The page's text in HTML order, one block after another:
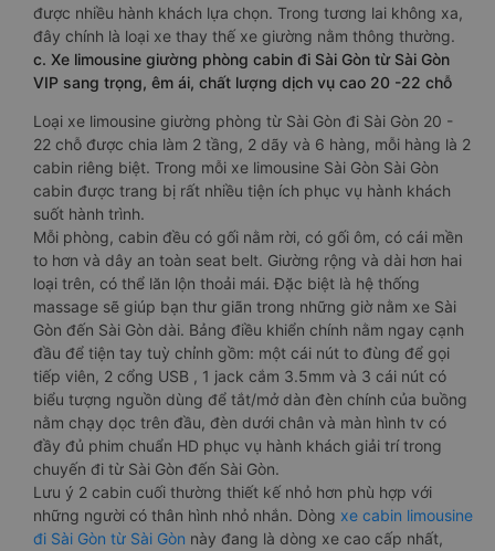
được nhiều hành khách lựa chọn. Trong tương lai không xa,
đây chính là loại xe thay thế xe giường nằm thông thường.
c. Xe limousine giường phòng cabin đi Sài Gòn từ Sài Gòn
VIP sang trọng, êm ái, chất lượng dịch vụ cao 20 -22 chỗ
Loại xe limousine giường phòng từ Sài Gòn đi Sài Gòn 20 -
22 chỗ được chia làm 2 tầng, 2 dãy và 6 hàng, mỗi hàng là 2
cabin riêng biệt. Trong mỗi xe limousine Sài Gòn Sài Gòn
cabin được trang bị rất nhiều tiện ích phục vụ hành khách
suốt hành trình.
Mỗi phòng, cabin đều có gối nằm rời, có gối ôm, có cái mền
to hơn và dây an toàn seat belt. Giường rộng và dài hơn hai
loại trên, có thể lăn lộn thoải mái. Đặc biệt là hệ thống
massage sẽ giúp bạn thư giãn trong những giờ nằm xe Sài
Gòn đến Sài Gòn dài. Bảng điều khiển chính nằm ngay cạnh
đầu để tiện tay tuỳ chỉnh gồm: một cái nút to đùng để gọi
tiếp viên, 2 cổng USB , 1 jack cắm 3.5mm và 3 cái nút có
biểu tượng nguồn dùng để tắt/mở dàn đèn chính của buồng
nằm chạy dọc trên đầu, đèn dưới chân và màn hình tv có
đầy đủ phim chuẩn HD phục vụ hành khách giải trí trong
chuyến đi từ Sài Gòn đến Sài Gòn.
Lưu ý 2 cabin cuối thường thiết kế nhỏ hơn phù hợp với
những người có thân hình nhỏ nhắn. Dòng xe cabin limousine
đi Sài Gòn từ Sài Gòn này đang là dòng xe cao cấp nhất,